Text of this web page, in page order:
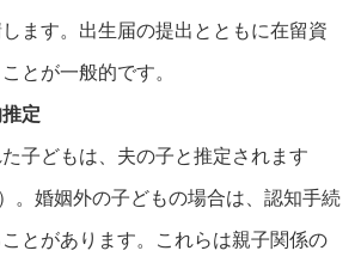
ます。出生届の提出とともに在留資
とが一般的です。
定
子どもは、夫の子と推定されます
。婚姻外の子どもの場合は、認知手続
とがあります。これらは親子関係の